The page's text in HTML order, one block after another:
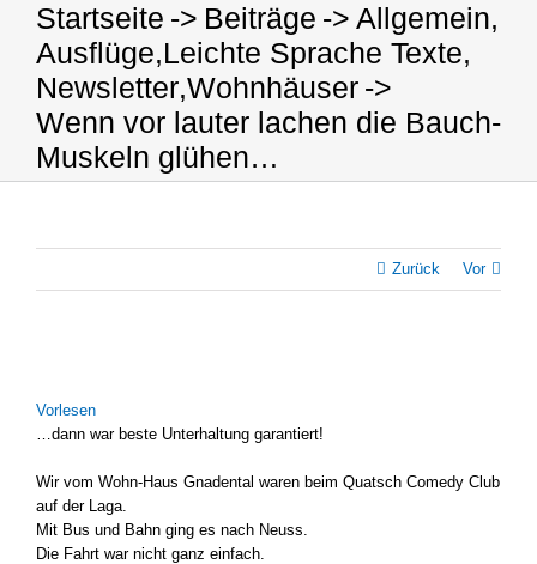
Startseite Beiträge Allgemein,
Ausflüge,Leichte Sprache Texte,
Newsletter,Wohnhäuser
Wenn vor lauter lachen die Bauch-
Muskeln glühen…
Zurück Vor
Bild
Vor­le­sen
…dann war bes­te Unter­hal­tung garan­tiert!
Wir vom Wohn-Haus Gna­den­tal waren beim Quatsch Come­dy Club
auf der Laga.
Mit Bus und Bahn ging es nach Neuss.
Die Fahrt war nicht ganz ein­fach.